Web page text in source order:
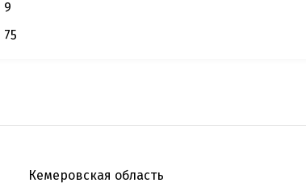
9
75
Кемеровская область